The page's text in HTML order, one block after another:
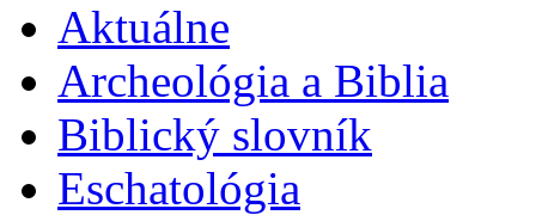
Aktuálne
Archeológia a Biblia
Biblický slovník
Eschatológia